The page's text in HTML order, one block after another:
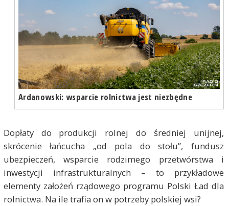
Ardanowski: wsparcie rolnictwa jest niezbędne
Dopłaty do produkcji rolnej do średniej unijnej,
skrócenie łańcucha „od pola do stołu”, fundusz
ubezpieczeń, wsparcie rodzimego przetwórstwa i
inwestycji infrastrukturalnych – to przykładowe
elementy założeń rządowego programu Polski Ład dla
rolnictwa. Na ile trafia on w potrzeby polskiej wsi?